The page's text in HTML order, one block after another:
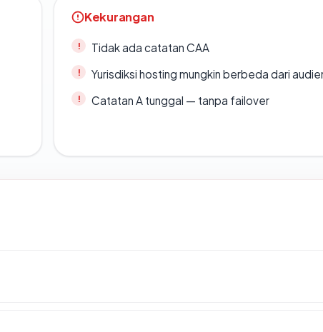
Kekurangan
Tidak ada catatan CAA
Yurisdiksi hosting mungkin berbeda dari
Catatan A tunggal — tanpa failover